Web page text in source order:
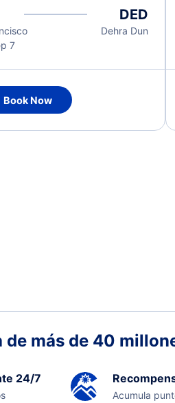
7
DED
Dehra Dun
Book Now
de más de 40
24/7
Acumula